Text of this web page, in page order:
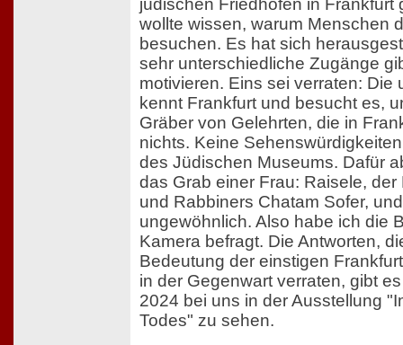
wollte wissen, warum Menschen
besuchen. Es hat sich
sehr unterschiedliche Zugänge
motivieren. Eins sei verraten: Die
kennt Frankfurt und besucht es,
Gräber von Gelehrten, die in
nichts. Keine
des Jüdischen Museums. Dafür
das Grab einer Frau: Raisele,
und Rabbiners Chatam Sofer,
ungewöhnlich. Also habe ich die
Kamera befragt. Die Antworten,
Bedeutung der einstigen
in der Gegenwart verraten, gibt
2024 bei uns in der Ausstellung
Todes" zu sehen.